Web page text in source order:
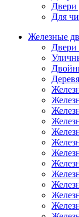
Двери
Для
Железные
Двери